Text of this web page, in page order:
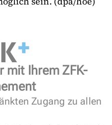
mit Ihrem ZFK-
Zugang zu allen